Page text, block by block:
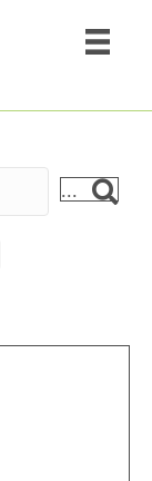
...